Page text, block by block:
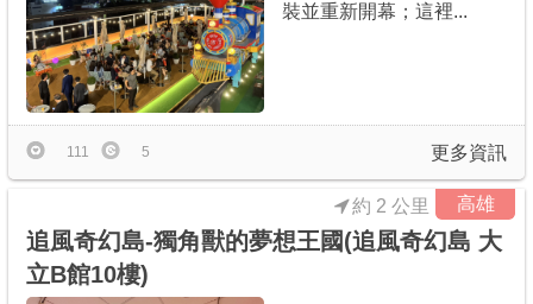
裝並重新開幕；這裡...
更多資訊
111 5
高雄
追風奇幻島-獨角獸的夢想王國(追風奇幻島 大
立B館10樓)
約 2 公里